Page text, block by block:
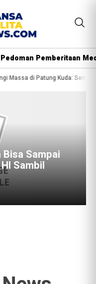
Pedoman Pemberitaan
di Patung Kuda: Semoga
Bisa Sampai
Sambil